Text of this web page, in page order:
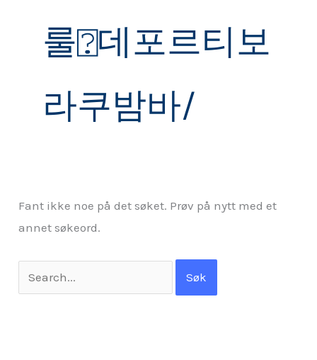
룰⍰데포르티보
라쿠밤바/
Fant ikke noe på det søket. Prøv på nytt med et
annet søkeord.